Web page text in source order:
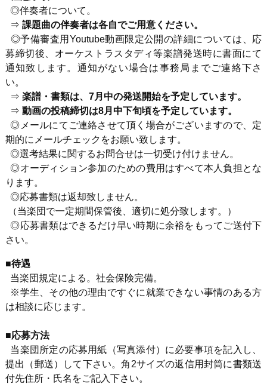
◎伴奏者について。
⇒ 課題曲の伴奏者は各自でご用意ください。
◎予備審査用 Youtube動画限定公開の詳細については、応
募締切後、オーケストラスタディ等楽譜発送時に書面にて
通知致します。通知がない場合は事務局までご連絡下さ
い。
⇒ 楽譜・書類は、7月中の発送開始を予定しています。
⇒ 動画の投稿締切は8月中下旬頃を予定しています。
◎メールにてご連絡させて頂く場合がございますので、定
期的にメールチェックをお願い致します。
◎選考結果に関するお問合せは一切受け付けません。
◎オーディション参加のための費用はすべて本人負担とな
ります。
◎応募書類は返却致しません。
（当楽団で一定期間保管後、適切に処分致します。）
◎応募書類はできるだけ早い時期に余裕をもってご送付下
さい。
■待遇
当楽団規定による。社会保険完備。
※学生、その他の理由ですぐに就業できない事情のある方
は相談に応じます。
■応募方法
当楽団所定の応募用紙（写真添付）に必要事項を記入し、
提出（郵送）して下さい。角 2サイズの返信用封筒に書類送
付先住所・氏名をご記入下さい。